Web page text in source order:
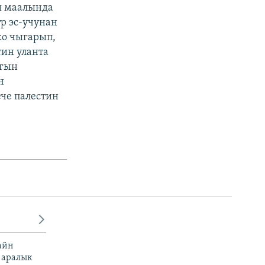
маалында
эс-учунан
чыгарып,
уланта
палестин